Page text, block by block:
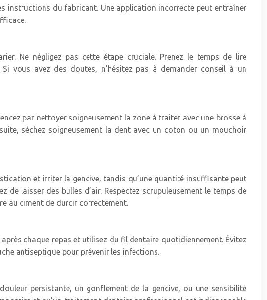
instructions du fabricant. Une application incorrecte peut entraîner
Ne négligez pas cette étape cruciale. Prenez le temps de lire
vous avez des doutes, n’hésitez pas à demander conseil à un
par nettoyer soigneusement la zone à traiter avec une brosse à
séchez soigneusement la dent avec un coton ou un mouchoir
et irriter la gencive, tandis qu’une quantité insuffisante peut
laisser des bulles d’air. Respectez scrupuleusement le temps de
au ciment de durcir correctement.
chaque repas et utilisez du fil dentaire quotidiennement. Évitez
antiseptique pour prévenir les infections.
persistante, un gonflement de la gencive, ou une sensibilité